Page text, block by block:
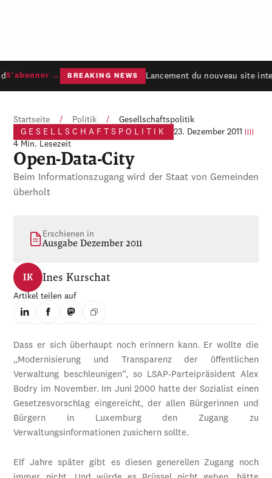
S'abonner → BREAKING NEWS Lancement du nouveau site
Startseite / Politik /
Gesellschaftspolitik
GESELLSCHAFTSPOLITIK
23. Dezember 2011
4 Min. Lesezeit
Open-Data-City
Beim Informationszugang wird der Staat von Gemeinden
überholt
Erschienen in
Ausgabe Dezember 2011
IK Ines Kurschat
Artikel teilen auf
Dass er sich überhaupt noch erinnern kann. Er wollte die
„Modernisierung und Transparenz der öffentlichen
Verwaltung beschleunigen“, so LSAP-Parteipräsident Alex
Bodry im November. Im Juni 2000 hatte der Sozialist einen
Gesetzesvorschlag eingereicht, der allen Bürgerinnen und
Bürgern in Luxemburg den Zugang zu
Verwaltungsinformationen zusichern sollte.
Elf Jahre später gibt es diesen generellen Zugang noch